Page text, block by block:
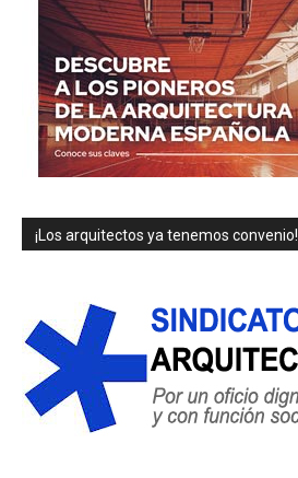
¡Los arquitectos ya tenemos convenio!